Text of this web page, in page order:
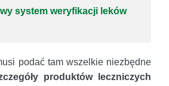
system weryfikacji leków
podać tam wszelkie niezbędne
produktów leczniczych